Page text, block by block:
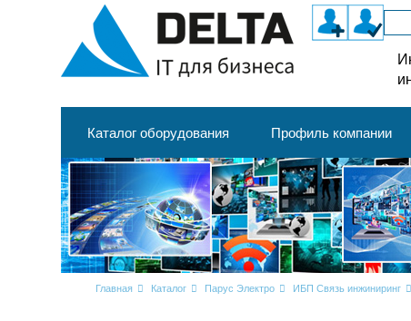
Каталог оборудования Профиль компании
Главная Каталог Парус Электро ИБП Связь инжиниринг